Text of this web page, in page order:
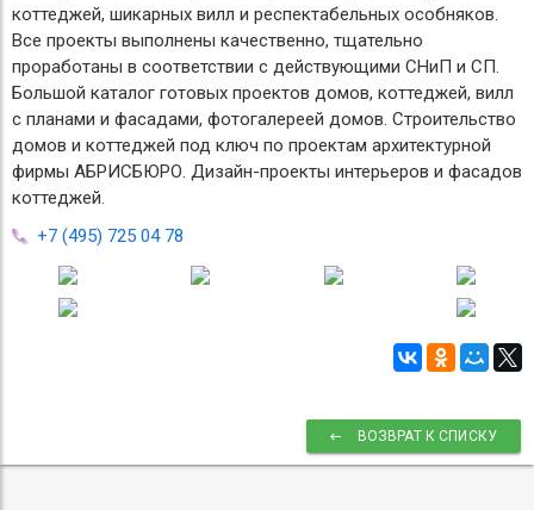
коттеджей, шикарных вилл и респектабельных особняков.
Все проекты выполнены качественно, тщательно
проработаны в соответствии с действующими СНиП и СП.
Большой каталог готовых проектов домов, коттеджей, вилл
с планами и фасадами, фотогалереей домов. Строительство
домов и коттеджей под ключ по проектам архитектурной
фирмы АБРИСБЮРО. Дизайн-проекты интерьеров и фасадов
коттеджей.
+7 (495) 725 04 78
ВОЗВРАТ К СПИСКУ